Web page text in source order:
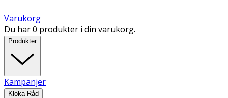
Varukorg
Du har 0 produkter i din varukorg.
Produkter
Kampanjer
Kloka Råd